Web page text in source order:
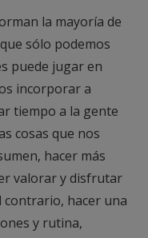
la mayoría de
sólo podemos
puede jugar en
incorporar a
tiempo a la gente
cosas que nos
hacer más
valorar y disfrutar
contrario, hacer una
y rutina,